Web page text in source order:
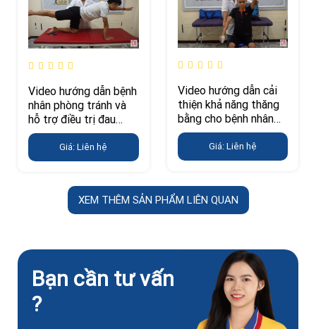
Video hướng dẫn bệnh
nhân phòng tránh và
hỗ trợ điều trị đau
lưng
Giá: Liên hệ
Video hướng dẫn cải
thiện khả năng thăng
bằng cho bệnh nhân
tai biến
Giá: Liên hệ
XEM THÊM SẢN PHẨM LIÊN QUAN
Bạn cần tư vấn
?